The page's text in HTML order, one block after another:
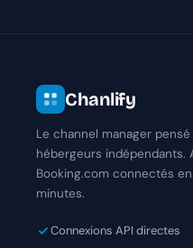
Chanlify
Le channel manager
hébergeurs indépendants.
Booking.com connectés
minutes.
Connexions API directes